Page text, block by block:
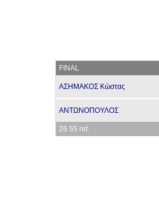
FINAL
ΑΣΗΜΑΚΟΣ Κώστας
ΑΝΤΩΝΟΠΟΥΛΟΣ
26 55 ret.